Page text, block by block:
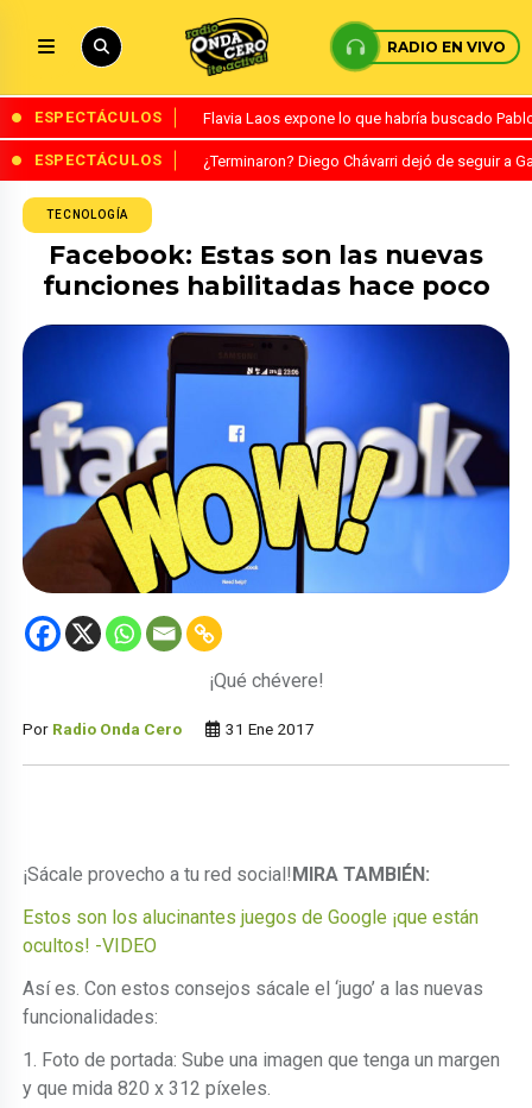
RADIO EN VIVO
ESPECTÁCULOS Flavia Laos expone lo que habría buscado
ESPECTÁCULOS ¿Terminaron? Diego Chávarri dejó de seguir a
TECNOLOGÍA
Facebook: Estas son las nuevas
funciones habilitadas hace poco
¡Qué chévere!
Por Radio Onda Cero 31 Ene 2017
¡Sácale provecho a tu red social!MIRA TAMBIÉN:
Estos son los alucinantes juegos de Google ¡que están
ocultos! -VIDEO
Así es. Con estos consejos sácale el ‘jugo’ a las nuevas
funcionalidades:
1. Foto de portada: Sube una imagen que tenga un margen
y que mida 820 x 312 píxeles.